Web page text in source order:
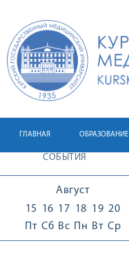
ГЛАВНАЯ ОБРАЗОВАНИЕ
СОБЫТИЯ
Август
15
Пт
16
Сб
17
Вс
18
Пн
19
Вт
20
Ср